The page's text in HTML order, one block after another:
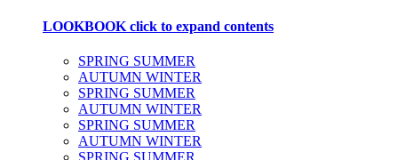
LOOKBOOK click to expand contents
SPRING SUMMER
AUTUMN WINTER
SPRING SUMMER
AUTUMN WINTER
SPRING SUMMER
AUTUMN WINTER
SPRING SUMMER